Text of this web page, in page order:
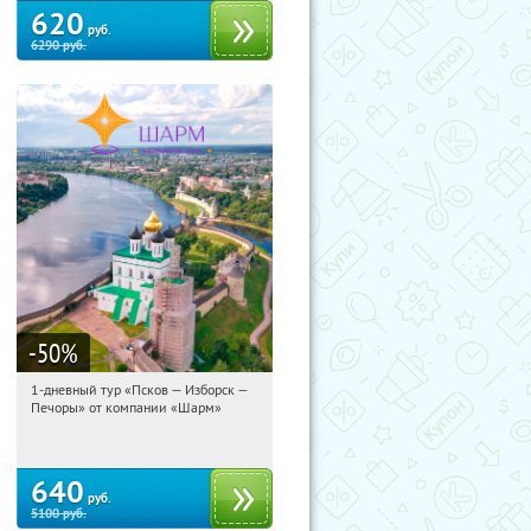
620 руб.
6290руб.
-50%
15:12:45 Купили:12
1-дневный тур «Псков — Изборск —
Печоры» от компании «Шарм»
640 руб.
5100руб.